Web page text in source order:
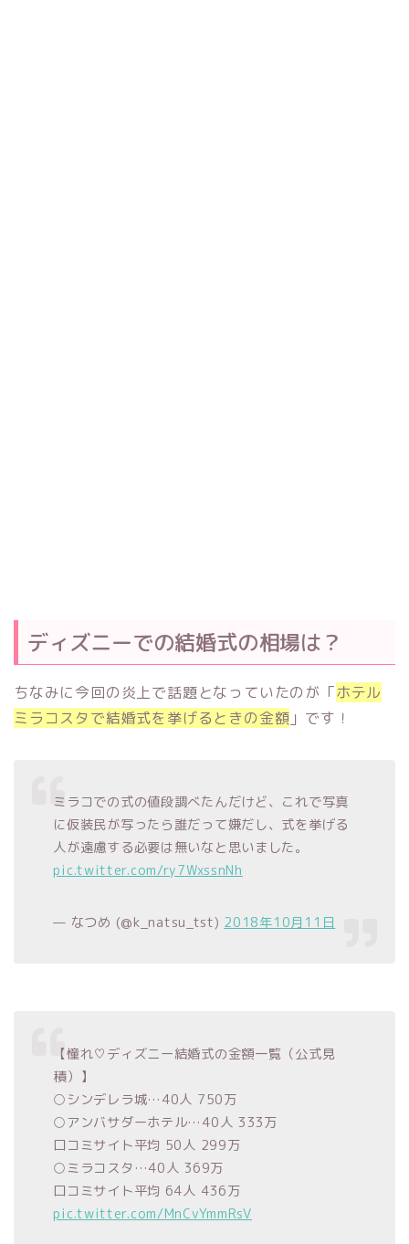
ディズニーでの結婚式の相場は？
ちなみに今回の炎上で話題となっていたのが「ホテル
ミラコスタで結婚式を挙げるときの金額 」です！
ミラコでの式の値段調べたんだけど、これで写真
に仮装民が写ったら誰だって嫌だし、式を挙げる
人が遠慮する必要は無いなと思いました。
pic.twitter.com/ry7WxssnNh
— なつめ (@k_natsu_tst) 2018年10月11日
【憧れ♡ディズニー結婚式の金額一覧（公式見
積）】
○シンデレラ城…40人 750万
○アンバサダーホテル…40人 333万
口コミサイト平均 50人 299万
○ミラコスタ…40人 369万
口コミサイト平均 64人 436万
pic.twitter.com/MnCvYmmRsV